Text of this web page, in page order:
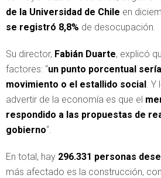
de la Universidad de Chile en
se registró 8,8% de desocupación.
Su director, Fabián Duarte, explicó
factores: “un punto porcentual
movimiento o el estallido social. Y
advertir de la economía es que el
respondido a las propuestas de
gobierno“.
En total, hay 296.331 personas
más afectado es la construcción,